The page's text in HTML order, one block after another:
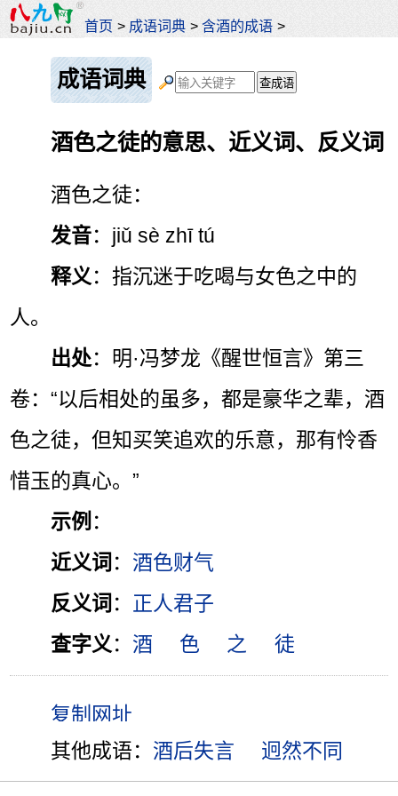
首页 > 成语词典 >含酒的成语 >
成语词典
酒色之徒的意思、近义词、反义词
酒色之徒：
发音：jiǔ sè zhī tú
释义 ：指沉迷于吃喝与女色之中的
人。
出处：明·冯梦龙《醒世恒言》第三
卷：“以后相处的虽多，都是豪华之辈，酒
色之徒，但知买笑追欢的乐意，那有怜香
惜玉的真心。”
示例 ：
近义词 ： 酒色财气
反义词 ： 正人君子
查字义 ： 酒 色 之 徒
其他成语： 酒后失言 迥然不同